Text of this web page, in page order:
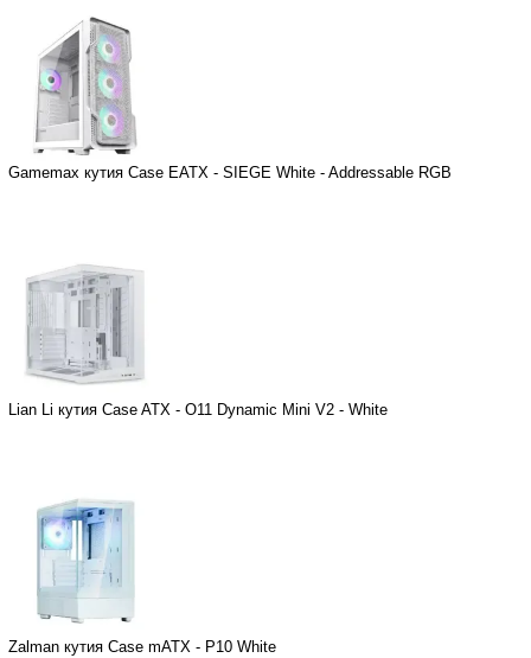
Gamemax кутия Case EATX - SIEGE White - Addressable RGB
Lian Li кутия Case ATX - O11 Dynamic Mini V2 - White
Zalman кутия Case mATX - P10 White